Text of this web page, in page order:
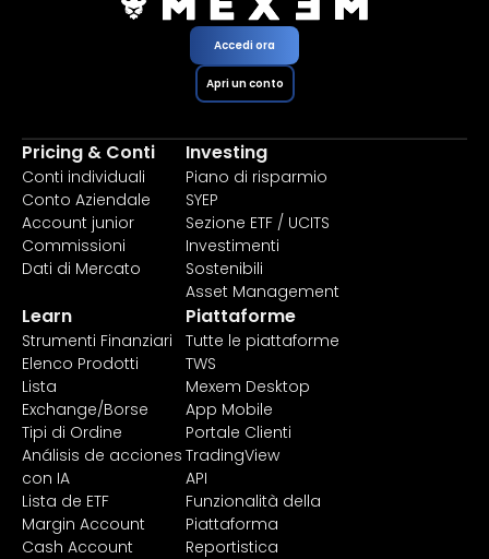
Accedi ora
Apri un conto
Pricing & Conti
Conti individuali
Conto Aziendale
Account junior
Commissioni
Dati di Mercato
Investing
Piano di risparmio
SYEP
Sezione ETF / UCITS
Investimenti
Sostenibili
Asset Management
Learn
Strumenti Finanziari
Elenco Prodotti
Lista
Exchange/Borse
Tipi di Ordine
Análisis de acciones
con IA
Lista de ETF
Margin Account
Cash Account
Piattaforme
Tutte le piattaforme
TWS
Mexem Desktop
App Mobile
Portale Clienti
TradingView
API
Funzionalità della
Piattaforma
Reportistica